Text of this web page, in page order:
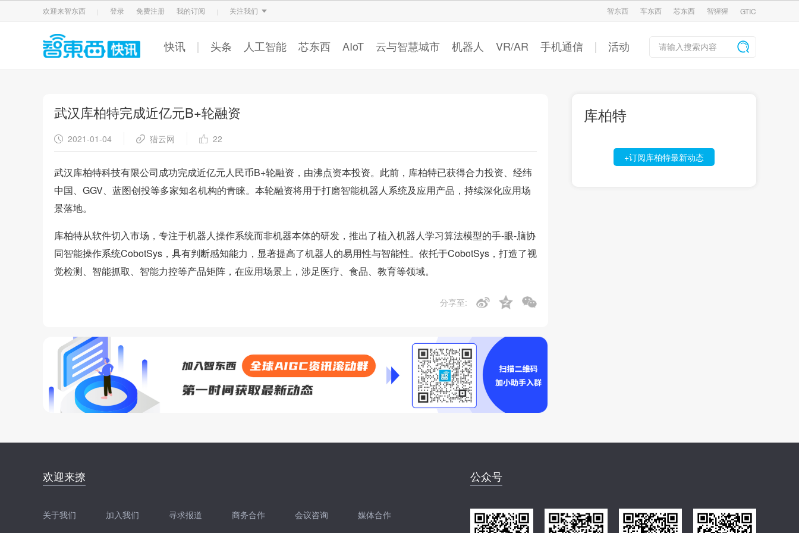
欢迎来智东西 登录 免费注册 我的订阅 关注我们
智东西 车东西 芯东西 智猩猩
智东西 车东西 芯东西 智猩猩 GTIC
快讯 头条 人工智能 芯东西 AIoT 云与智慧城市 机器人 VR/AR 手机通信 活动
武汉库柏特完成近亿元B+轮融资
2021-01-04 猎云网 22
武汉库柏特科技有限公司成功完成近亿元人民币B+轮融资，由沸点资本投资。此前，库柏特已获得合力投资、经纬
中国、GGV、蓝图创投等多家知名机构的青睐。本轮融资将用于打磨智能机器人系统及应用产品，持续深化应用场
景落地。
库柏特从软件切入市场，专注于机器人操作系统而非机器本体的研发，推出了植入机器人学习算法模型的手-眼-脑协
同智能操作系统CobotSys，具有判断感知能力，显著提高了机器人的易用性与智能性。依托于CobotSys，打造了视
觉检测、智能抓取、智能力控等产品矩阵，在应用场景上，涉足医疗、食品、教育等领域。
分享至:
库柏特
+订阅库柏特最新动态
欢迎来撩
关于我们 加入我们
扫码加我直接扔简历 寻求报道 商务合作
扫码加我直接开聊 会议咨询 媒体合作
扫码加我直接开聊
公众号